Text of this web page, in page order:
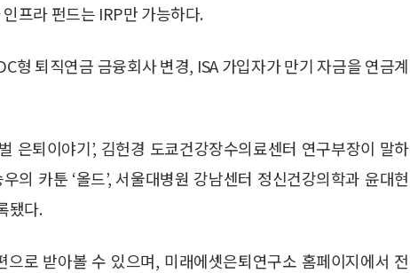
프라 펀드는 IRP만 가능하다.
형 퇴직연금 금융회사 변경, ISA 가입자가 만기 자금을 연금계
은퇴이야기’, 김헌경 도쿄건강장수의료센터 연구부장이 말하
의 카툰 ‘올드’, 서울대병원 강남센터 정신건강의학과 윤대현
됐다.
으로 받아볼 수 있으며, 미래에셋은퇴연구소 홈페이지에서 전